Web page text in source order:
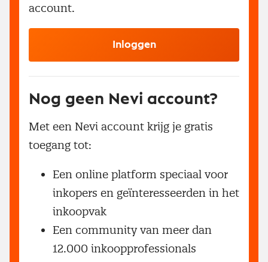
account.
Inloggen
Nog geen Nevi account?
Met een Nevi account krijg je gratis
toegang tot:
Een online platform speciaal voor
inkopers en geïnteresseerden in het
inkoopvak
Een community van meer dan
12.000 inkoopprofessionals